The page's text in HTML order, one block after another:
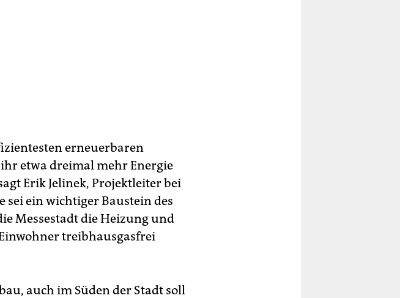
erneuerbaren
etwa dreimal mehr Energie
Erik Jelinek, Projektleiter bei
sei ein wichtiger Baustein des
Messestadt die Heizung und
treibhausgasfrei
auch im Süden der Stadt soll